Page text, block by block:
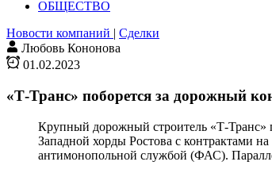
ОБЩЕСТВО
Новости компаний | Сделки
Любовь Кононова
01.02.2023
«Т-Транс» поборется за дорожный
Крупный дорожный строитель «Т-Транс»
Западной хорды Ростова с контрактами
антимонопольной службой (ФАС).